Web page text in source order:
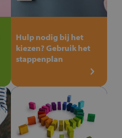
Hulp nodig bij het
kiezen? Gebruik het
stappenplan